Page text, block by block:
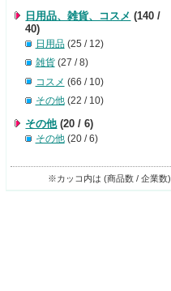
日用品、雑貨、コスメ (140 /
40)
日用品(25 / 12)
雑貨(27 / 8)
コスメ (66 / 10)
その他(22 / 10)
その他(20 / 6)
その他(20 / 6)
※カッコ内は (商品数 / 企業数)